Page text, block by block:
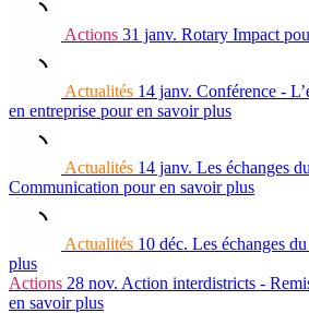
Actions 31 janv. Rotary Impact
Actualités 14 janv. Conférence -
en entreprise pour en savoir plus
Actualités 14 janv. Les échanges
Communication pour en savoir plus
Actualités 10 déc. Les échanges
plus
Actions 28 nov. Action interdistricts -
en savoir plus